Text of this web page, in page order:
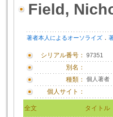
Field,
著者本人によるオーソライズ ．
シリアル番号： 97351
別名：
種類： 個人著者
個人サイト：
全文
タイトル